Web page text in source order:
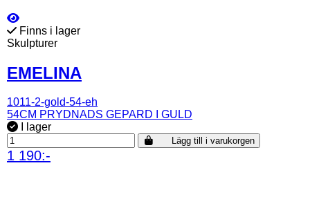
Finns i lager
Skulpturer
EMELINA
1011-2-gold-54-eh
54CM PRYDNADS GEPARD I GULD
I lager
Lägg till i varukorgen
1 190:-